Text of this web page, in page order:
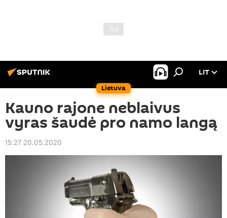
Lietuva
LIT
Kauno rajone neblaivus
vyras šaudė pro namo langą
15:27 20.05.2020